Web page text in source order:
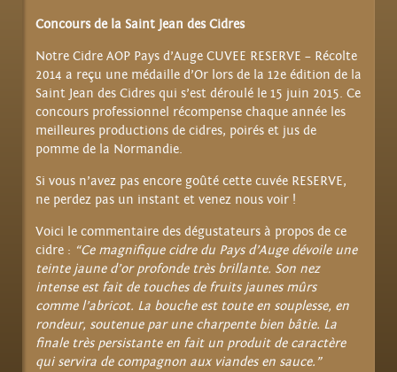
Concours de la Saint Jean des Cidres
Notre Cidre AOP Pays d’Auge CUVEE RESERVE – Récolte
2014 a reçu une médaille d’Or lors de la 12e édition de la
Saint Jean des Cidres qui s’est déroulé le 15 juin 2015. Ce
concours professionnel récompense chaque année les
meilleures productions de cidres, poirés et jus de
pomme de la Normandie.
Si vous n’avez pas encore goûté cette cuvée RESERVE,
ne perdez pas un instant et venez nous voir !
Voici le commentaire des dégustateurs à propos de ce
cidre : “Ce magnifique cidre du Pays d’Auge dévoile une
teinte jaune d’or profonde très brillante. Son nez
intense est fait de touches de fruits jaunes mûrs
comme l’abricot. La bouche est toute en souplesse, en
rondeur, soutenue par une charpente bien bâtie. La
finale très persistante en fait un produit de caractère
qui servira de compagnon aux viandes en sauce.”